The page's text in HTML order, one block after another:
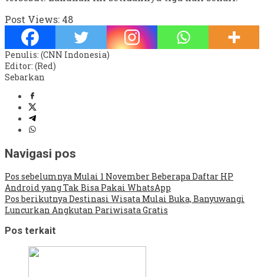
Post Views: 48
Penulis: (CNN Indonesia)
Editor: (Red)
Sebarkan
Navigasi pos
Pos sebelumnya Mulai 1 November Beberapa Daftar HP
Android yang Tak Bisa Pakai WhatsApp
Pos berikutnyaDestinasi Wisata Mulai Buka, Banyuwangi
Luncurkan Angkutan Pariwisata Gratis
Pos terkait